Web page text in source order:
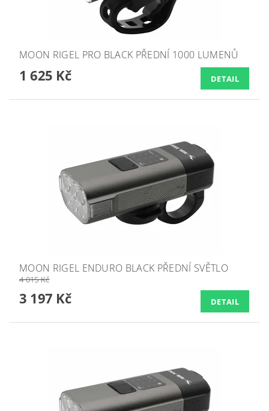
MOON RIGEL PRO BLACK PŘEDNÍ 1000 LUMENŮ
1 625 Kč DETAIL
MOON RIGEL ENDURO BLACK PŘEDNÍ SVĚTLO
4 015 Kč
3 197 Kč DETAIL